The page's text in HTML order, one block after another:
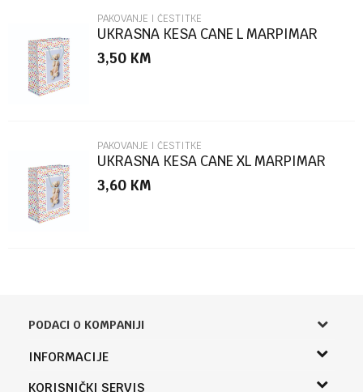
POŠALJI
PAKOVANJE I ČESTITKE
UKRASNA KESA CANE L MARPIMAR
3,50 KM
PAKOVANJE I ČESTITKE
UKRASNA KESA CANE XL MARPIMAR
3,60 KM
PODACI O KOMPANIJI
Knjižara Kultura
INFORMACIJE
O nama
KORISNIČKI SERVIS